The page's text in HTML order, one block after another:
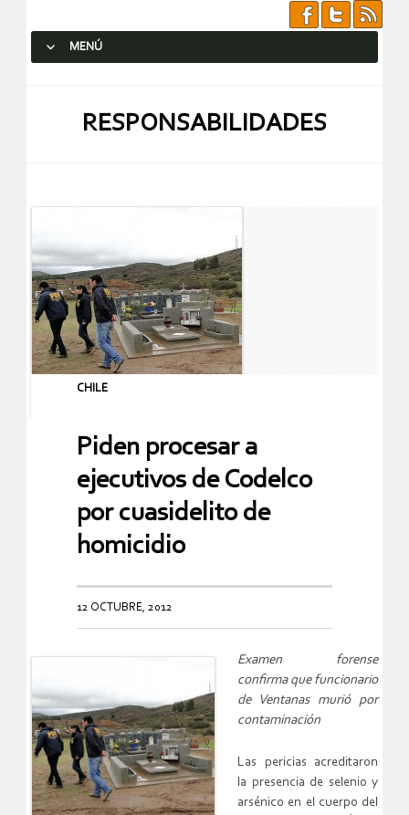
MENÚ
RESPONSABILIDADES
CHILE
Piden procesar a
ejecutivos de Codelco
por cuasidelito de
homicidio
12 OCTUBRE, 2012
Examen forense
confirma que funcionario
de Ventanas murió por
contaminación
Las pericias acreditaron
la presencia de selenio y
arsénico en el cuerpo del